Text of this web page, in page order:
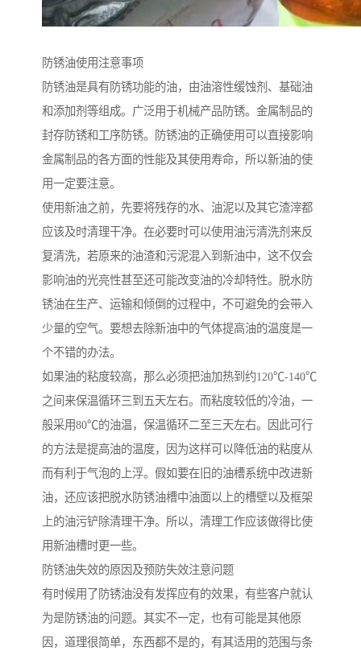
防锈油使用注意事项
防锈油是具有防锈功能的油，由油溶性缓蚀剂、基础油
和添加剂等组成。广泛用于机械产品防锈。金属制品的
封存防锈和工序防锈。防锈油的正确使用可以直接影响
金属制品的各方面的性能及其使用寿命，所以新油的使
用一定要注意。
使用新油之前，先要将残存的水、油泥以及其它渣滓都
应该及时清理干净。在必要时可以使用油污清洗剂来反
复清洗，若原来的油渣和污泥混入到新油中，这不仅会
影响油的光亮性甚至还可能改变油的冷却特性。脱水防
锈油在生产、运输和倾倒的过程中，不可避免的会带入
少量的空气。要想去除新油中的气体提高油的温度是一
个不错的办法。
如果油的粘度较高，那么必须把油加热到约120℃-140℃
之间来保温循环三到五天左右。而粘度较低的冷油，一
般采用80℃的油温，保温循环二至三天左右。因此可行
的方法是提高油的温度，因为这样可以降低油的粘度从
而有利于气泡的上浮。假如要在旧的油槽系统中改进新
油，还应该把脱水防锈油槽中油面以上的槽壁以及框架
上的油污铲除清理干净。所以，清理工作应该做得比使
用新油槽时更一些。
防锈油失效的原因及预防失效注意问题
有时候用了防锈油没有发挥应有的效果，有些客户就认
为是防锈油的问题。其实不一定，也有可能是其他原
因，道理很简单，东西都不是的，有其适用的范围与条